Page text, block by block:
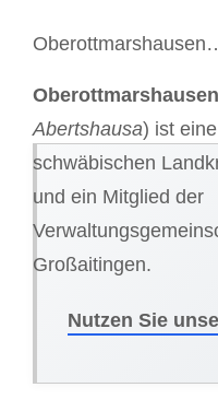
Oberottmarshausen
Abertshausa) ist
schwäbischen
und ein Mitglied der
Großaitingen.
Nutzen Sie